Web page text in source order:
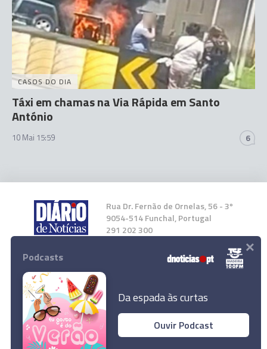
CASOS DO DIA
Táxi em chamas na Via Rápida em Santo
António
10 Mai 15:59 6
Rua Dr. Fernão de Ornelas, 56 - 3º
9054-514 Funchal, Portugal
291 202 300
Instale a nossa App
© 2026 Empresa Diário de Notícias, Lda.
Podcasts
Da espada às curtas
Ouvir Podcast
×